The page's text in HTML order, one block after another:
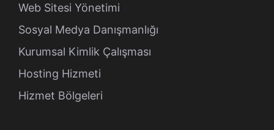
Web Sitesi Yönetimi
Sosyal Medya Danışmanlığı
Kurumsal Kimlik Çalışması
Hosting Hizmeti
Hizmet Bölgeleri